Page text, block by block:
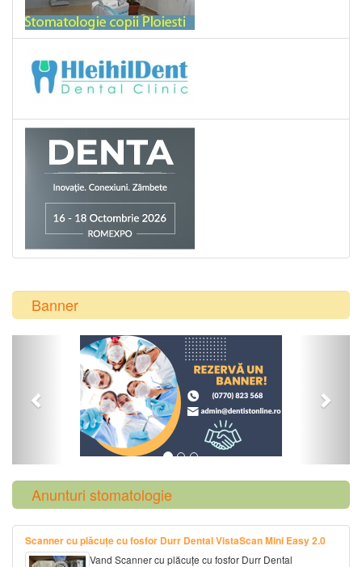
Banner
Previous
Anunturi stomatologie
Scanner cu plăcuțe cu fosfor Durr Dental VistaScan Mini Easy 2.0
Vand Scanner cu plăcuțe cu fosfor Durr Dental